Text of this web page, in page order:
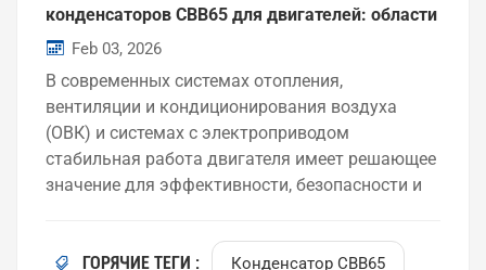
конденсаторов CBB65 для двигателей: области
применения, характеристики и рекомендации
Feb 03, 2026
В современных системах отопления,
вентиляции и кондиционирования воздуха
(ОВК) и системах с электроприводом
стабильная работа двигателя имеет решающее
значение для эффективности, безопасности и
конденсаторов для двигателей переменного
тока выделяются следующие: пусковой
ГОРЯЧИЕ ТЕГИ : Конденсатор CBB65